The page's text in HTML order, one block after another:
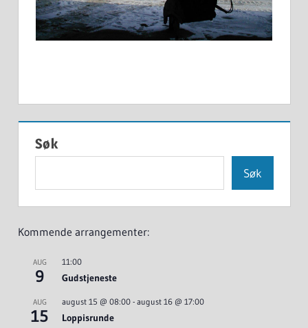
Søk
Søk
Kommende arrangementer:
AUG
9
11:00
Gudstjeneste
AUG
15
august 15 @ 08:00- august 16 @ 17:00
Loppisrunde